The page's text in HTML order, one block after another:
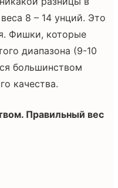
8 – 14 унций. Это
Фишки, которые
диапазона (9-10
большинством
качества.
Правильный вес